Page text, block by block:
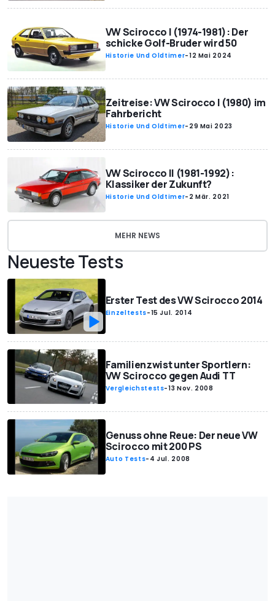
VW Scirocco I (1974-1981): Der
schicke Golf-Bruder wird 50
Historie Und Oldtimer-12 Mai 2024
Zeitreise: VW Scirocco I (1980) im
Fahrbericht
Historie Und Oldtimer- 29 Mai 2023
VW Scirocco II (1981-1992):
Klassiker der Zukunft?
Historie Und Oldtimer- 2 Mär. 2021
MEHR NEWS
Neueste Tests
Erster Test des VW Scirocco 2014
Einzeltests-15 Jul. 2014
Familienzwist unter Sportlern:
VW Scirocco gegen Audi TT
Vergleichstests-13 Nov. 2008
Genuss ohne Reue: Der neue VW
Scirocco mit 200 PS
Auto Tests- 4 Jul. 2008